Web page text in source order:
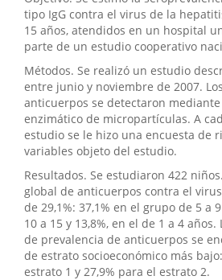
tipo IgG contra el virus de la
15 años, atendidos en un hospital
parte de un estudio cooperativo
Métodos. Se realizó un estudio
entre junio y noviembre de 2007.
anticuerpos se detectaron
enzimático de micropartículas. A
estudio se le hizo una encuesta de
variables objeto del estudio.
Resultados. Se estudiaron 422
global de anticuerpos contra el
de 29,1%: 37,1% en el grupo de 5 a
10 a 15 y 13,8%, en el de 1 a 4
de prevalencia de anticuerpos se
de estrato socioeconómico más
estrato 1 y 27,9% para el estrato 2.